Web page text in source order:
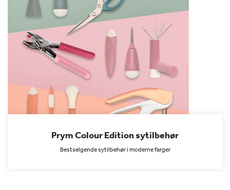
Prym Colour Edition sytilbehør
Bestselgende sytilbehør i moderne farger